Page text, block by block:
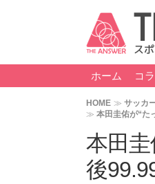
ホーム コ
HOME サッカ
本田圭佑が“た
本田
後